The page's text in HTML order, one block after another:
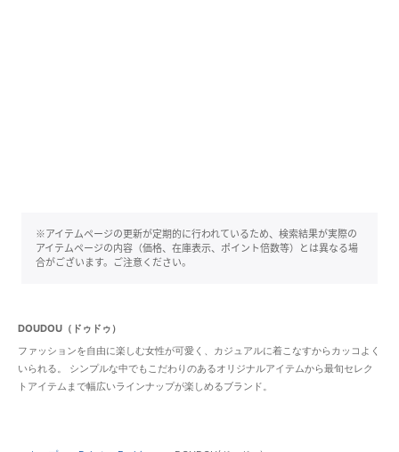
※アイテムページの更新が定期的に行われているため、検索結果が実際の
アイテムページの内容（価格、在庫表示、ポイント倍数等）とは異なる場
合がございます。ご注意ください。
DOUDOU（ドゥドゥ）
ファッションを自由に楽しむ女性が可愛く、カジュアルに着こなすからカッコよく
いられる。 シンプルな中でもこだわりのあるオリジナルアイテムから最旬セレク
トアイテムまで幅広いラインナップが楽しめるブランド。